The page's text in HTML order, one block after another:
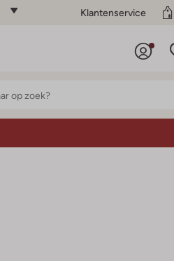
Klantenservice